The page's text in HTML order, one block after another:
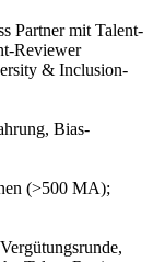
Partner mit Talent-
Reviewer
& Inclusion-
Bias-
(>500 MA);